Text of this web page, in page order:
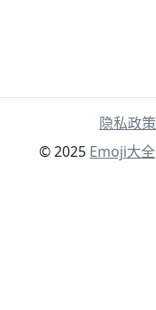
隐私政策
© 2025 Emoji大全